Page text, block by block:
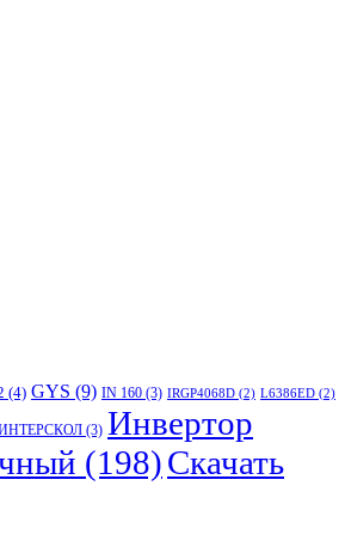
(4) GYS (9) IN 160 (3) IRGP4068D (2) L6386ED (2)
(3) Инвертор
(198)Скачать